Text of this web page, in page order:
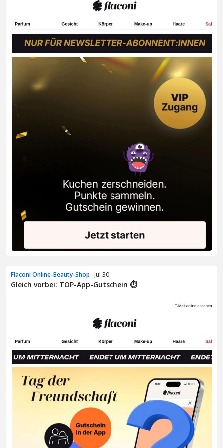
Flaconi Online-Beauty-Shop · Jul 30
Gleich vorbei: TOP-App-Gutschein ⏱️